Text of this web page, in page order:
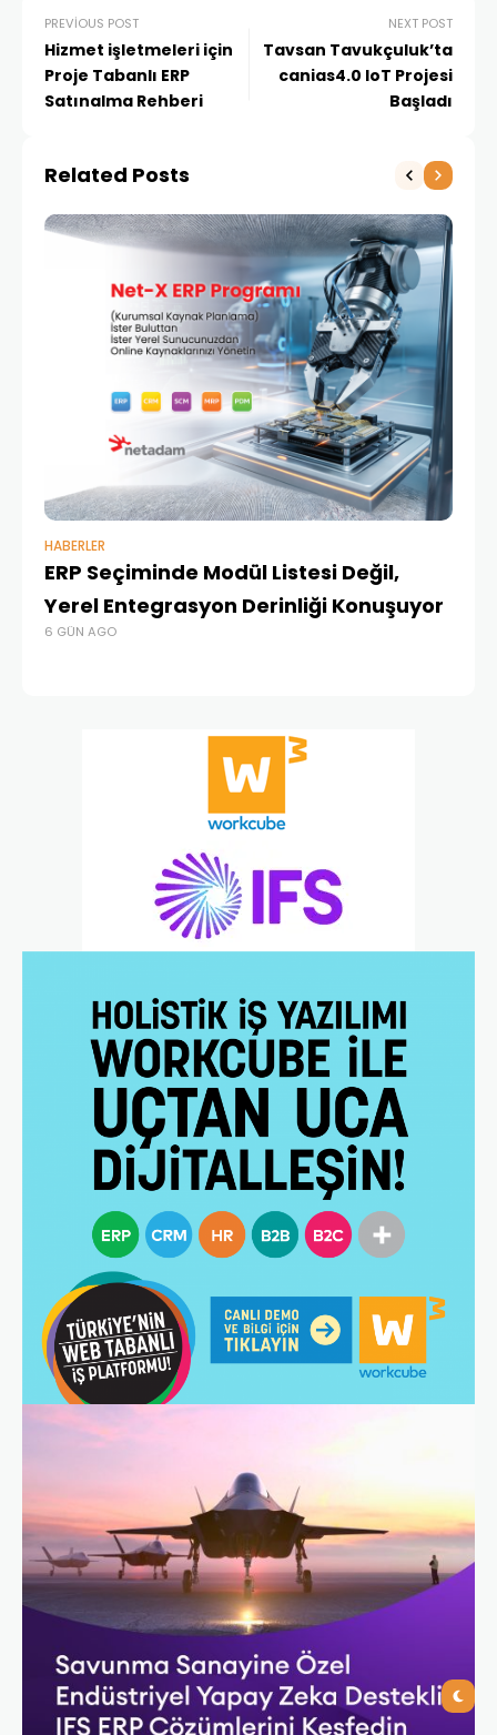
PREVIOUS POST
Hizmet işletmeleri için
Proje Tabanlı ERP
Satınalma Rehberi
NEXT POST
Tavsan Tavukçuluk’ta
canias4.0 IoT Projesi
Başladı
Related Posts
HABERLER
ERP Seçiminde Modül Listesi Değil,
Yerel Entegrasyon Derinliği Konuşuyor
6 GÜN AGO